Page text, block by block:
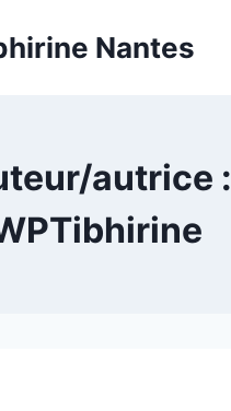
Nantes
autrice :